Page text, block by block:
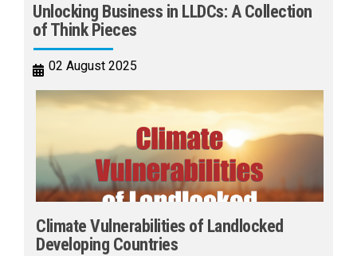
Unlocking Business in LLDCs: A Collection
of Think Pieces
02 August 2025
Climate Vulnerabilities of Landlocked
Developing Countries